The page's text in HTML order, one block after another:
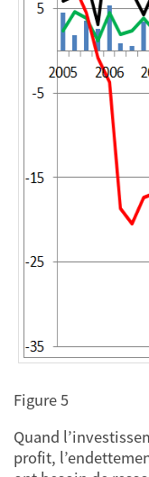
Figure 5
Quand
profit,